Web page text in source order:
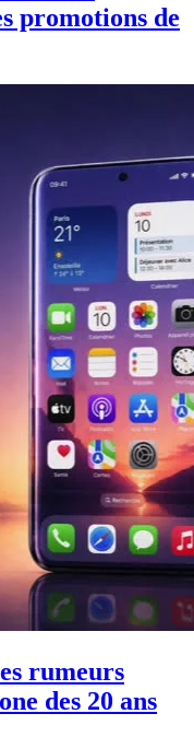
promotions de
rumeurs
des 20 ans